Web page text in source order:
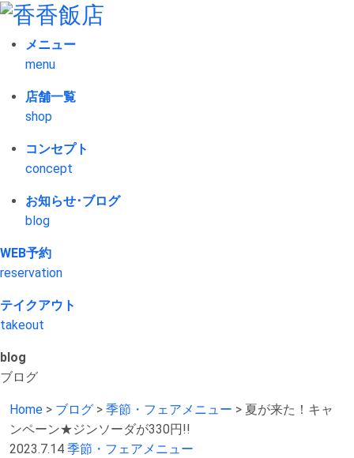
メニュー
menu
店舗一覧
shop
コンセプト
concept
お知らせ･ブログ
blog
WEB予約
reservation
テイクアウト
takeout
blog
ブログ
Home > ブログ > 季節・フェアメニュー > 夏が来た！キャ
ンペーン★ジンソーダが330円!!
2023.7.14 季節・フェアメニュー